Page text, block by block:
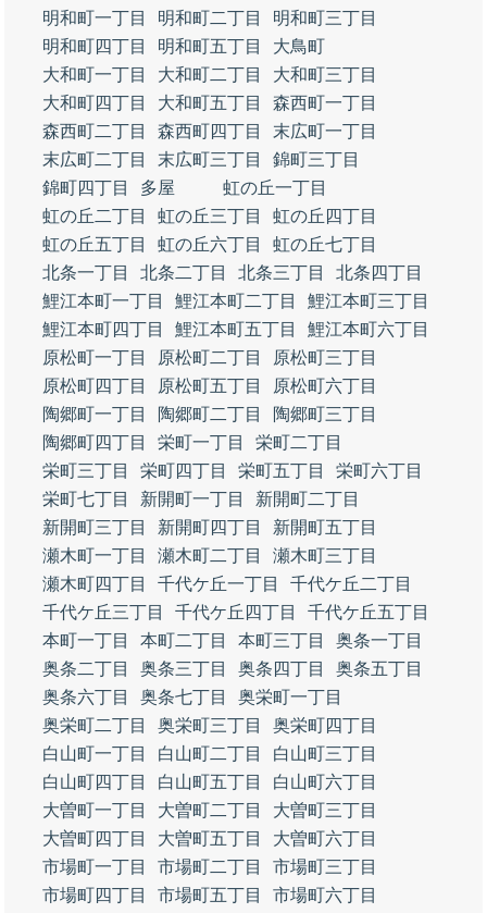
明和町一丁目
明和町二丁目
明和町三丁目
明和町四丁目
明和町五丁目
大鳥町
大和町一丁目
大和町二丁目
大和町三丁目
大和町四丁目
大和町五丁目
森西町一丁目
森西町二丁目
森西町四丁目
末広町一丁目
末広町二丁目
末広町三丁目
錦町三丁目
錦町四丁目
多屋
虹の丘一丁目
虹の丘二丁目
虹の丘三丁目
虹の丘四丁目
虹の丘五丁目
虹の丘六丁目
虹の丘七丁目
北条一丁目
北条二丁目 北条三丁目
北条四丁目
鯉江本町一丁目
鯉江本町二丁目
鯉江本町三丁目
鯉江本町四丁目
鯉江本町五丁目
鯉江本町六丁目
原松町一丁目
原松町二丁目
原松町三丁目
原松町四丁目
原松町五丁目
原松町六丁目
陶郷町一丁目
陶郷町二丁目
陶郷町三丁目
陶郷町四丁目
栄町一丁目
栄町二丁目
栄町三丁目
栄町四丁目 栄町五丁目
栄町六丁目
栄町七丁目
新開町一丁目
新開町二丁目
新開町三丁目
新開町四丁目
新開町五丁目
瀬木町一丁目
瀬木町二丁目
瀬木町三丁目
瀬木町四丁目
千代ケ丘一丁目
千代ケ丘二丁目
千代ケ丘三丁目
千代ケ丘四丁目
千代ケ丘五丁目
本町一丁目
本町二丁目 本町三丁目
奥条一丁目
奥条二丁目
奥条三丁目 奥条四丁目
奥条五丁目
奥条六丁目
奥条七丁目
奥栄町一丁目
奥栄町二丁目
奥栄町三丁目
奥栄町四丁目
白山町一丁目
白山町二丁目
白山町三丁目
白山町四丁目
白山町五丁目
白山町六丁目
大曽町一丁目
大曽町二丁目
大曽町三丁目
大曽町四丁目
大曽町五丁目
大曽町六丁目
市場町一丁目
市場町二丁目
市場町三丁目
市場町四丁目
市場町五丁目
市場町六丁目